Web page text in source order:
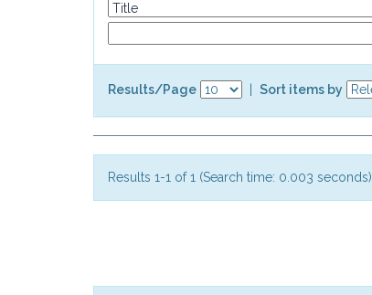
Results/Page Sort items by
Results 1-1 of 1 (Search time: 0.003 seconds).